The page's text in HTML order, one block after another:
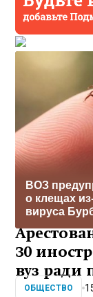
ВОЗ
о клещах
вируса
30
вуз ради
ОБЩЕСТВО